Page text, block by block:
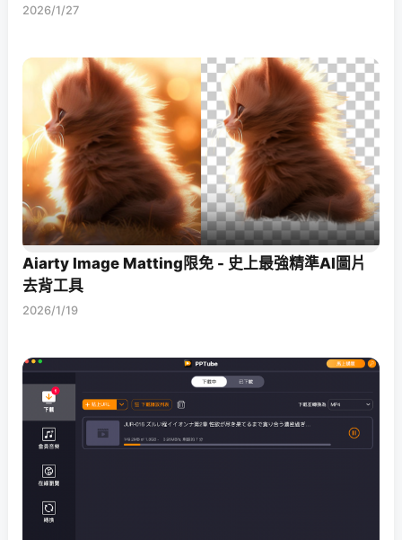
2026/1/27
Aiarty Image Matting限免 - 史上最強精準AI圖片
去背工具
2026/1/19